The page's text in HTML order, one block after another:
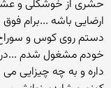
حشری از خوشکلی و
ارضایی باشه ...برام
دستم روی کوس و
خودم مشغول شدم ...در
داره و به چه چیزایی